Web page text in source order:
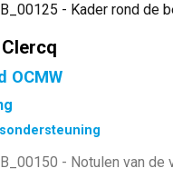
- Kader rond de
OCMW
- Notulen van de